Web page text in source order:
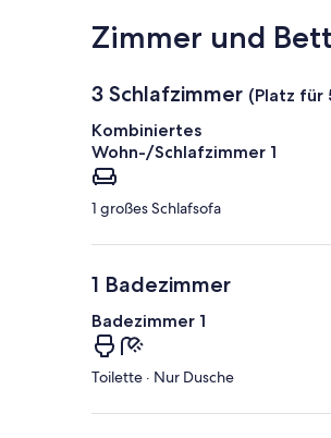
Zimmer und
3 Schlafzimmer (Platz für
Kombiniertes
Wohn-/Schlafzimmer 1
1 großes Schlafsofa
1 Badezimmer
Badezimmer 1
Toilette · Nur Dusche